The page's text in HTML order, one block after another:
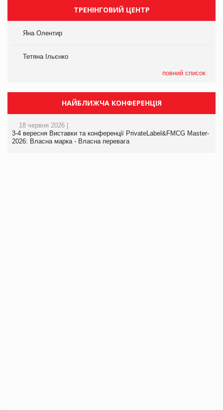
ТРЕНІНГОВИЙ ЦЕНТР
Яна Олентир
Тетяна Ільєнко
повний список
НАЙБЛИЖЧА КОНФЕРЕНЦІЯ
18 червня 2026 |
3-4 вересня Виставки та конференції PrivateLabel&FMCG Master-
2026: Власна марка - Власна перевага